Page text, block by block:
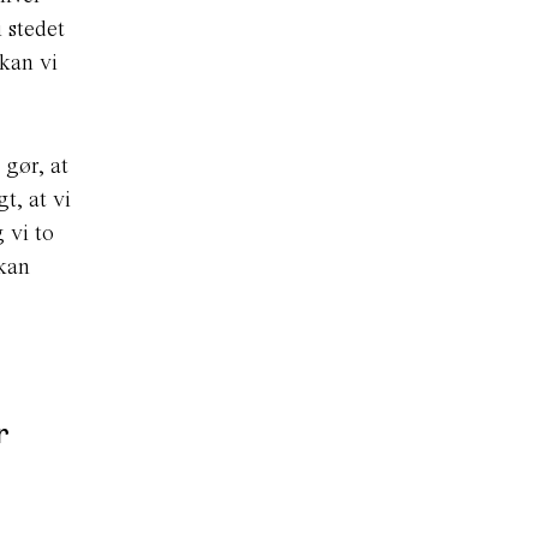
vi
gør, at
at vi
vi to